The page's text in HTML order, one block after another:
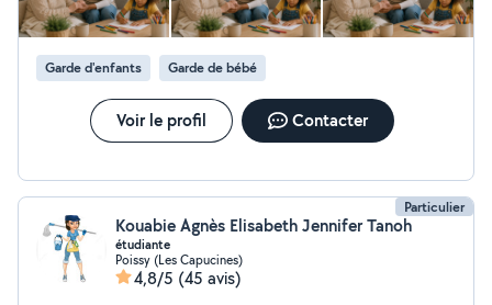
(courriers, dossiers CAF, logement, etc.) Je suis à
l'écoute, bienveillante, organisée et autonome. Je
m'adapte facilement aux besoins de chaque personne
et je réalise chaque mission avec sérieux et discrétion.
N'hésitez pas à me contacter, je serai ravie de vous
Garde d'enfants Garde de bébé
Voir le profil Contacter
Particulier
Kouabie Agnès Elisabeth Jennifer Tanoh
étudiante
Poissy (Les Capucines)
4,8/5 (45 avis)